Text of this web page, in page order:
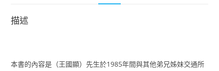
描述
本書的內容是（王國顯）先生於1985年間與其他弟兄姊妹交通所